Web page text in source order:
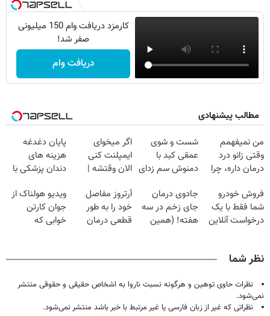
کارمزد دریافت وام 150 میلیونی
صفر شد!
دریافت وام
مطالب پیشنهادی
من نمیفهمم
وقتی زانو درد
درمان داره، چرا
تحمل میکنی؟❗
شست و شوی
عمقی کبد با
دمنوش سم زدای
اگر میخوای
ایمپلنت کنی
الان وقتشه |
میلیون تومان!!!
پایان دغدغه
هزینه های
دندان پزشکی با
خانگی
فروش خودرو
شما فقط با یک
درخواست آنلاین
جادوی درمان
جای زخم در سه
هفته! (همین
آرتروز مفاصل
خود را به طور
قطعی درمان
ویدیو هولناک از
جوان کارتن
خوابی که
نظر شما
نظرات حاوی توهین و هرگونه نسبت ناروا به اشخاص حقیقی و حقوقی منتشر
نمی‌شود.
نظراتی که غیر از زبان فارسی یا غیر مرتبط با خبر باشد منتشر نمی‌شود.